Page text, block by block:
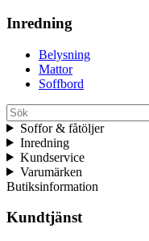
Inredning
Belysning
Mattor
Soffbord
Soffor & fåtöljer
Inredning
Kundservice
Varumärken
Butiksinformation
Kundtjänst